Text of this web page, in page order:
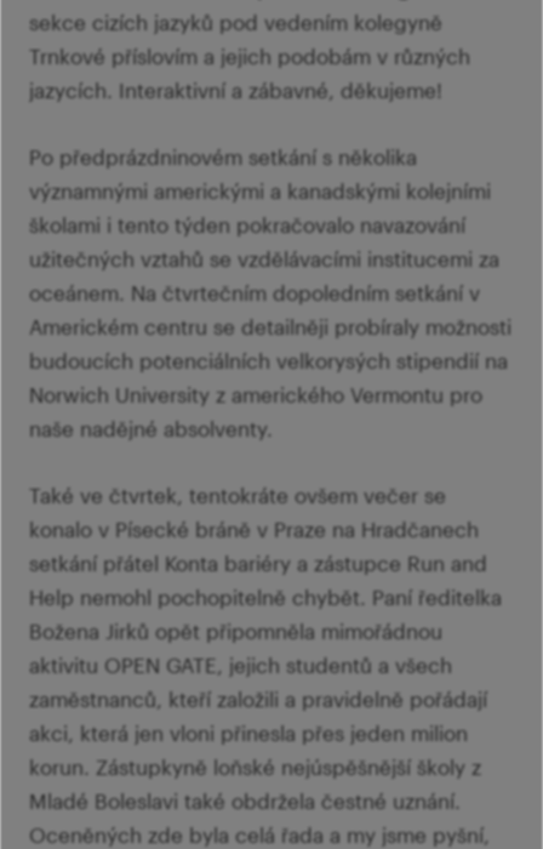
sekce cizích jazyků pod vedením kolegyně
Trnkové příslovím a jejich podobám v různých
jazycích. Interaktivní a zábavné, děkujeme!
Po předprázdninovém setkání s několika
významnými americkými a kanadskými kolejními
školami i tento týden pokračovalo navazování
užitečných vztahů se vzdělávacími institucemi za
oceánem. Na čtvrtečním dopoledním setkání v
Americkém centru se detailněji probíraly možnosti
budoucích potenciálních velkorysých stipendií na
Norwich University z amerického Vermontu pro
naše nadějné absolventy.
Také ve čtvrtek, tentokráte ovšem večer se
konalo v Písecké bráně v Praze na Hradčanech
setkání přátel Konta bariéry a zástupce Run and
Help nemohl pochopitelně chybět. Paní ředitelka
Božena Jirků opět připomněla mimořádnou
aktivitu OPEN GATE, jejich studentů a všech
zaměstnanců, kteří založili a pravidelně pořádají
akci, která jen vloni přinesla přes jeden milion
korun. Zástupkyně loňské nejúspěšnější školy z
Mladé Boleslavi také obdržela čestné uznání.
Oceněných zde byla celá řada a my jsme pyšní,